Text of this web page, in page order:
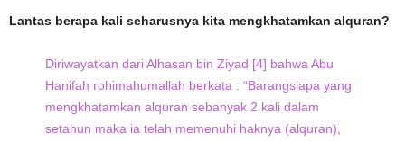
Lantas berapa kali seharusnya kita mengkhatamkan alquran?
Diriwayatkan dari Alhasan bin Ziyad [4] bahwa Abu
Hanifah rohimahumallah berkata : “Barangsiapa yang
mengkhatamkan alquran sebanyak 2 kali dalam
setahun maka ia telah memenuhi haknya (alquran),